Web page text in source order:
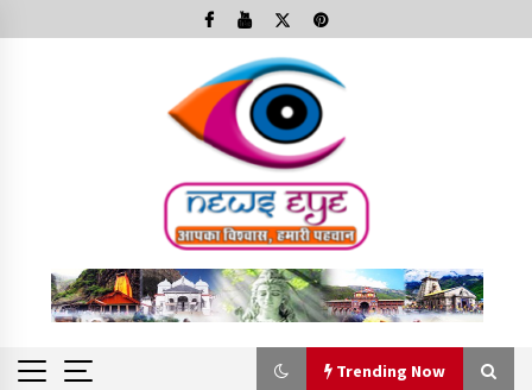
to
Trending Now